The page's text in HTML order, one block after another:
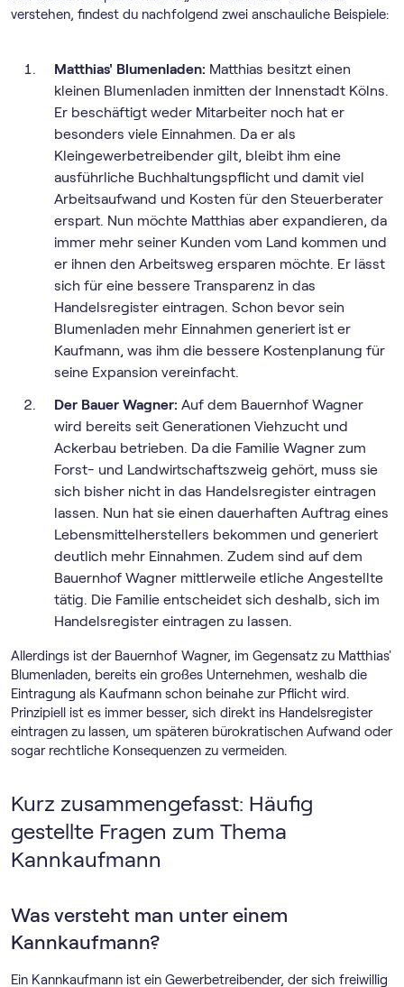
verstehen, findest du nachfolgend zwei anschauliche Beispiele:
Matthias' Blumenladen: Matthias besitzt einen
kleinen Blumenladen inmitten der Innenstadt Kölns.
Er beschäftigt weder Mitarbeiter noch hat er
besonders viele Einnahmen. Da er als
Kleingewerbetreibender gilt, bleibt ihm eine
ausführliche Buchhaltungspflicht und damit viel
Arbeitsaufwand und Kosten für den Steuerberater
erspart. Nun möchte Matthias aber expandieren, da
immer mehr seiner Kunden vom Land kommen und
er ihnen den Arbeitsweg ersparen möchte. Er lässt
sich für eine bessere Transparenz in das
Handelsregister eintragen. Schon bevor sein
Blumenladen mehr Einnahmen generiert ist er
Kaufmann, was ihm die bessere Kostenplanung für
seine Expansion vereinfacht.
Der Bauer Wagner: Auf dem Bauernhof Wagner
wird bereits seit Generationen Viehzucht und
Ackerbau betrieben. Da die Familie Wagner zum
Forst- und Landwirtschaftszweig gehört, muss sie
sich bisher nicht in das Handelsregister eintragen
lassen. Nun hat sie einen dauerhaften Auftrag eines
Lebensmittelherstellers bekommen und generiert
deutlich mehr Einnahmen. Zudem sind auf dem
Bauernhof Wagner mittlerweile etliche Angestellte
tätig. Die Familie entscheidet sich deshalb, sich im
Handelsregister eintragen zu lassen.
Allerdings ist der Bauernhof Wagner, im Gegensatz zu Matthias'
Blumenladen, bereits ein großes Unternehmen, weshalb die
Eintragung als Kaufmann schon beinahe zur Pflicht wird.
Prinzipiell ist es immer besser, sich direkt ins Handelsregister
eintragen zu lassen, um späteren bürokratischen Aufwand oder
sogar rechtliche Konsequenzen zu vermeiden.
Kurz zusammengefasst: Häufig
gestellte Fragen zum Thema
Kannkaufmann
Was versteht man unter einem
Kannkaufmann?
Ein Kannkaufmann ist ein Gewerbetreibender, der sich freiwillig